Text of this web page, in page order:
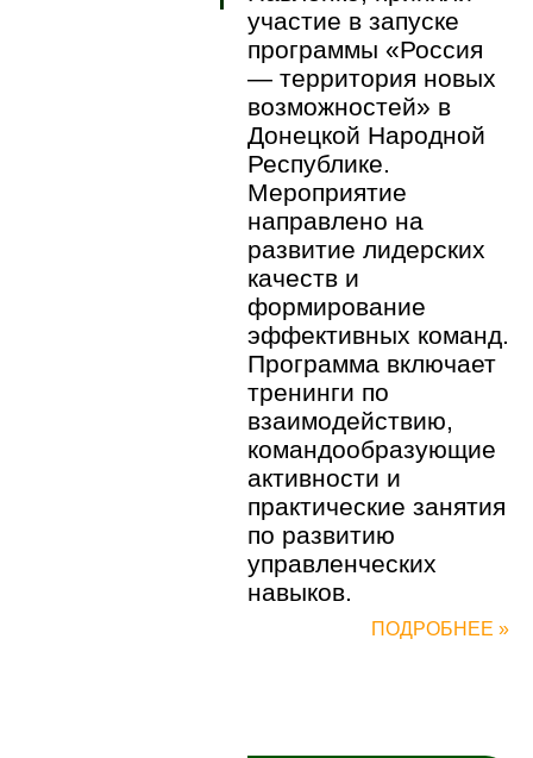
участие в запуске
программы «Россия
— территория новых
возможностей» в
Донецкой Народной
Республике.
Мероприятие
направлено на
развитие лидерских
качеств и
формирование
эффективных команд.
Программа включает
тренинги по
взаимодействию,
командообразующие
активности и
практические занятия
по развитию
управленческих
навыков.
ПОДРОБНЕЕ »